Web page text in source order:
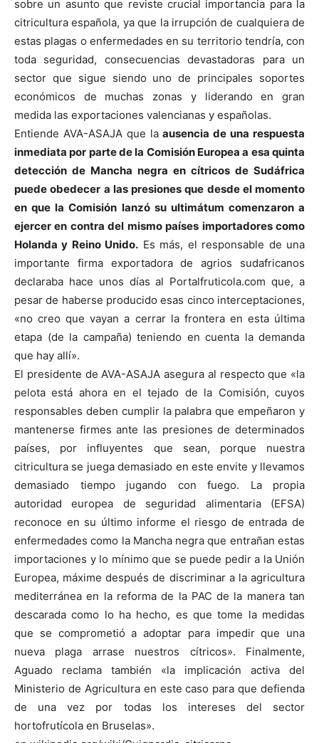
sobre un asunto que reviste crucial importancia para la
citricultura española, ya que la irrupción de cualquiera de
estas plagas o enfermedades en su territorio tendría, con
toda seguridad, consecuencias devastadoras para un
sector que sigue siendo uno de principales soportes
económicos de muchas zonas y liderando en gran
medida las exportaciones valencianas y españolas.
Entiende AVA-ASAJA que laausencia de una respuesta
inmediata por parte de la Comisión Europea a esa quinta
detección de Mancha negra en cítricos de Sudáfrica
puede obedecer a las presiones que desde el momento
en que la Comisión lanzó su ultimátum comenzaron a
ejercer en contra del mismo países importadores como
Holanda y Reino Unido. Es más, el responsable de una
importante firma exportadora de agrios sudafricanos
declaraba hace unos días al Portalfruticola.com que, a
pesar de haberse producido esas cinco interceptaciones,
«no creo que vayan a cerrar la frontera en esta última
etapa (de la campaña) teniendo en cuenta la demanda
que hay allí».
El presidente de AVA-ASAJA asegura al respecto que «la
pelota está ahora en el tejado de la Comisión, cuyos
responsables deben cumplir la palabra que empeñaron y
mantenerse firmes ante las presiones de determinados
países, por influyentes que sean, porque nuestra
citricultura se juega demasiado en este envite y llevamos
demasiado tiempo jugando con fuego. La propia
autoridad europea de seguridad alimentaria (EFSA)
reconoce en su último informe el riesgo de entrada de
enfermedades como la Mancha negra que entrañan estas
importaciones y lo mínimo que se puede pedir a la Unión
Europea, máxime después de discriminar a la agricultura
mediterránea en la reforma de la PAC de la manera tan
descarada como lo ha hecho, es que tome la medidas
que se comprometió a adoptar para impedir que una
nueva plaga arrase nuestros cítricos». Finalmente,
Aguado reclama también «la implicación activa del
Ministerio de Agricultura en este caso para que defienda
de una vez por todas los intereses del sector
hortofrutícola en Bruselas».